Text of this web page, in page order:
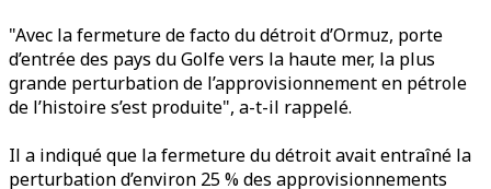
"Avec la fermeture de facto du détroit d’Ormuz, porte
d’entrée des pays du Golfe vers la haute mer, la plus
grande perturbation de l’approvisionnement en pétrole
de l’histoire s’est produite", a-t-il rappelé.
Il a indiqué que la fermeture du détroit avait entraîné la
perturbation d’environ 25 % des approvisionnements